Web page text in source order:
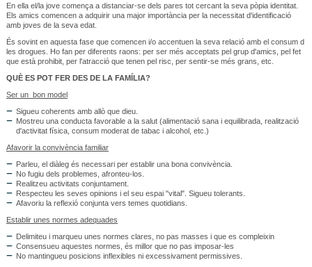
En ella el/la jove comença a distanciar-se dels pares tot cercant la seva pòpia identitat.
Els amics comencen a adquirir una major importància per la necessitat d'identificació
amb joves de la seva edat.
És sovint en aquesta fase que comencen i/o accentuen la seva relació amb el consum d
les drogues. Ho fan per diferents raons: per ser més acceptats pel grup d'amics, pel fet
que està prohibit, per l'atracció que tenen pel risc, per sentir-se més grans, etc.
QUÈ ES POT FER DES DE LA FAMÍLIA?
Ser un bon model
Sigueu coherents amb allò que dieu.
Mostreu una conducta favorable a la salut (alimentació sana i equilibrada, realització
d'activitat física, consum moderat de tabac i alcohol, etc.)
Afavorir la convivència familiar
Parleu, el diàleg és necessari per establir una bona convivència.
No fugiu dels problemes, afronteu-los.
Realitzeu activitats conjuntament.
Respecteu les seves opinions i el seu espai "vital". Sigueu tolerants.
Afavoriu la reflexió conjunta vers temes quotidians.
Establir unes normes adequades
Delimiteu i marqueu unes normes clares, no pas masses i que es compleixin
Consensueu aquestes normes, és millor que no pas imposar-les
No mantingueu posicions inflexibles ni excessivament permissives.